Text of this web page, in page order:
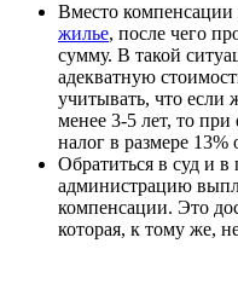
Вместо компенсации
жилье, после чего
сумму. В такой
адекватную
учитывать, что если
менее 3-5 лет, то при
налог в размере
Обратиться в суд и в
администрацию
компенсации. Это
которая, к тому же,